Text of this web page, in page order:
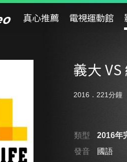
真心推薦 電視運動館
義大
2016．221分鐘
類型
2016年
發音
國語